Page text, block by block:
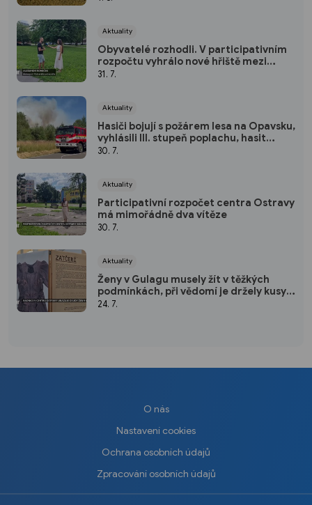
Aktuality
Obyvatelé rozhodli. V participativním
rozpočtu vyhrálo nové hřiště mezi
ulicemi Poděbradova a 30. dubna
31. 7.
Aktuality
Hasiči bojují s požárem lesa na Opavsku,
vyhlásili III. stupeň poplachu, hasit
budou i v průběhu noci
30. 7.
Aktuality
Participativní rozpočet centra Ostravy
má mimořádně dva vítěze
30. 7.
Aktuality
Ženy v Gulagu musely žít v těžkých
podmínkách, při vědomí je držely kusy
látek. Výstava na radnici ukazuje jejich
24. 7.
O nás
Nastavení cookies
Ochrana osobních údajů
Zpracování osobních údajů